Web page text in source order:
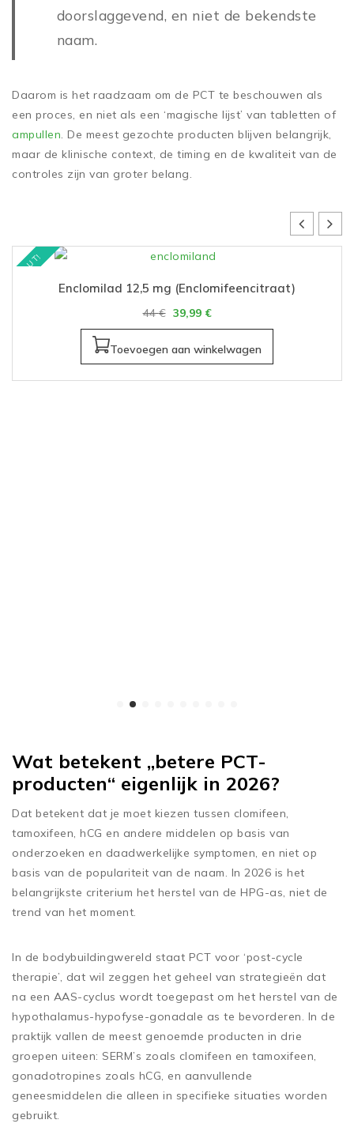
doorslaggevend, en niet de bekendste
naam.
Daarom is het raadzaam om de PCT te beschouwen als
een proces, en niet als een ‘magische lijst’ van tabletten of
ampullen. De meest gezochte producten blijven belangrijk,
maar de klinische context, de timing en de kwaliteit van de
controles zijn van groter belang.
ZOUT!
Wat betekent „betere PCT-
producten“ eigenlijk in 2026?
Dat betekent dat je moet kiezen tussen clomifeen,
tamoxifeen, hCG en andere middelen op basis van
onderzoeken en daadwerkelijke symptomen, en niet op
basis van de populariteit van de naam. In 2026 is het
belangrijkste criterium het herstel van de HPG-as, niet de
trend van het moment.
In de bodybuildingwereld staat PCT voor ‘post-cycle
therapie’, dat wil zeggen het geheel van strategieën dat
na een AAS-cyclus wordt toegepast om het herstel van de
hypothalamus-hypofyse-gonadale as te bevorderen. In de
praktijk vallen de meest genoemde producten in drie
groepen uiteen: SERM’s zoals clomifeen en tamoxifeen,
gonadotropines zoals hCG, en aanvullende
geneesmiddelen die alleen in specifieke situaties worden
gebruikt.